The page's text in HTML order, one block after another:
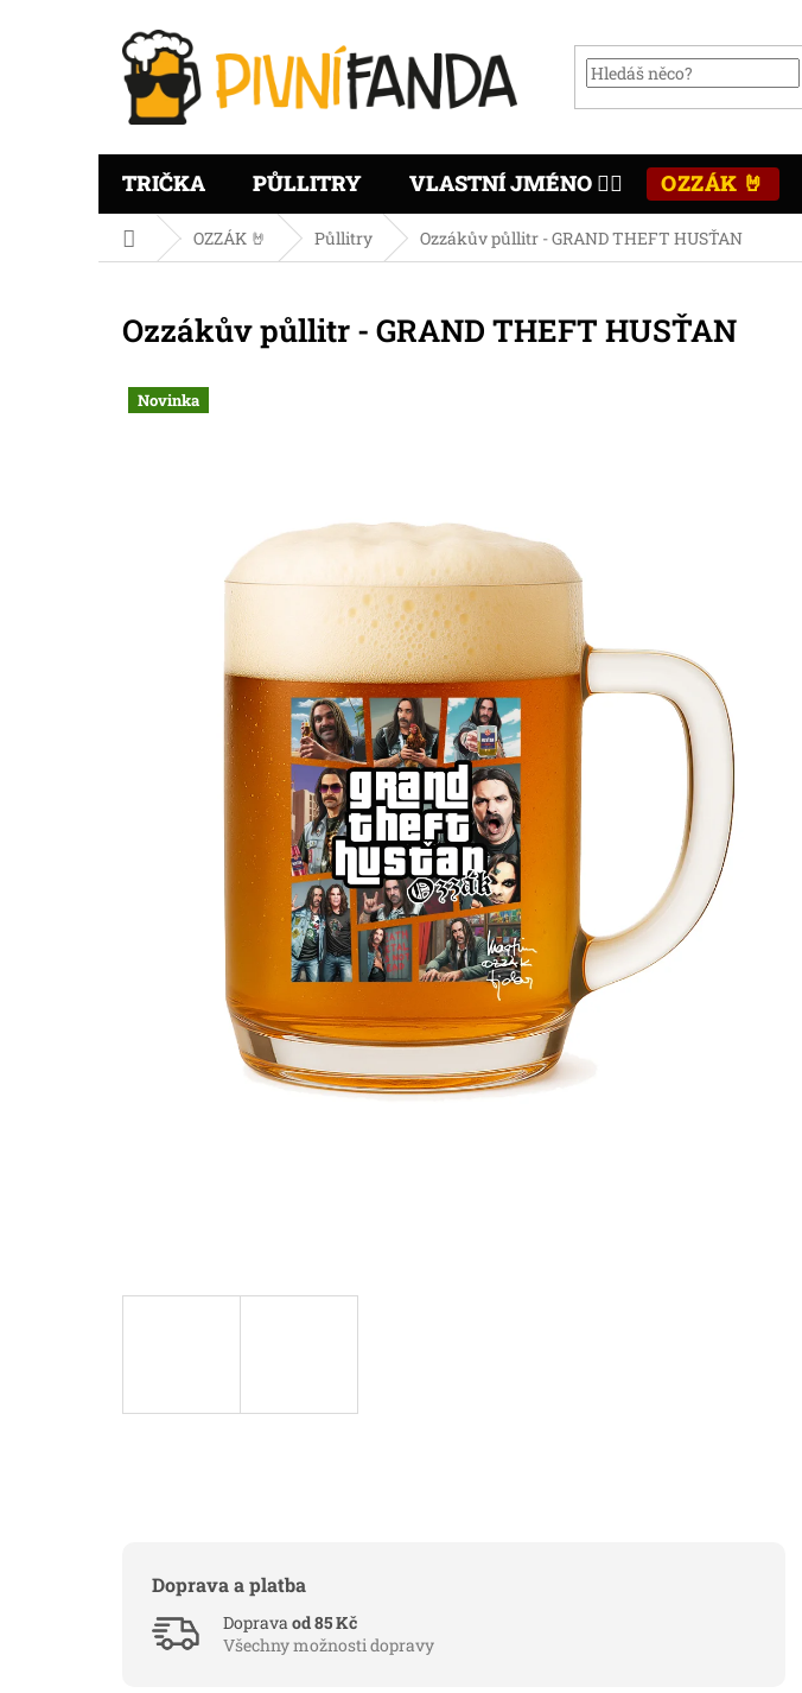
TRIČKA PŮLLITRY VLASTNÍ JMÉNO ✍🏻 OZZÁK 🤘
Domů OZZÁK 🤘 Půllitry Ozzákův půllitr - GRAND THEFT HUSŤAN
Ozzákův půllitr - GRAND THEFT HUSŤAN
Novinka
Doprava a platba
Dopravaod 85 Kč
Všechny možnosti dopravy